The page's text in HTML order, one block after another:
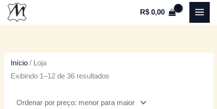
para
R$0,00
P
m
x
Início / Loja
Exibindo 1–12 de 36 resultados